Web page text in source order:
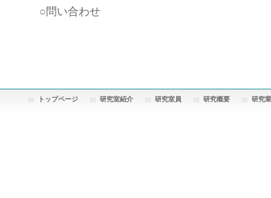
○問い合わせ
トップページ 研究室紹介 研究室員 研究概要 研究